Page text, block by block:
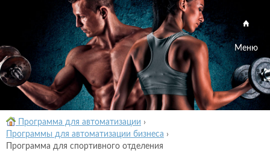
Меню
Программа для автоматизации ›
Программы для автоматизации бизнеса ›
Программа для спортивного отделения